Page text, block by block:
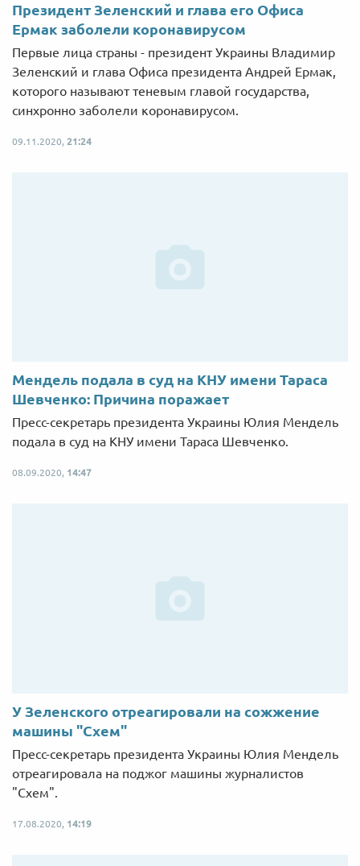
Президент Зеленский и глава его Офиса
Ермак заболели коронавирусом
Первые лица страны - президент Украины Владимир
Зеленский и глава Офиса президента Андрей Ермак,
которого называют теневым главой государства,
синхронно заболели коронавирусом.
09.11.2020, 21:24
Мендель подала в суд на КНУ имени Тараса
Шевченко: Причина поражает
Пресс-секретарь президента Украины Юлия Мендель
подала в суд на КНУ имени Тараса Шевченко.
08.09.2020, 14:47
У Зеленского отреагировали на сожжение
машины "Схем"
Пресс-секретарь президента Украины Юлия Мендель
отреагировала на поджог машины журналистов
"Схем".
17.08.2020, 14:19